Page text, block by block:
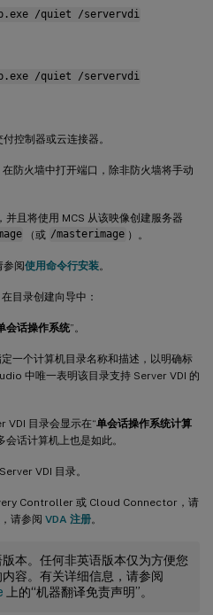
/quiet /servervdi
/quiet /servervdi
控制器或云连接器。
在防火墙中打开端口，除非防火墙将手动
并且将使用 MCS 从该映像创建服务器
（或 /masterimage ）。
参阅使用命令行安装。
目录创建向导中：
会话操作系统”。
一个计算机目录名称和描述，以明确标
中唯一表明该目录支持 Server VDI 的
VDI 目录会显示在“单会话操作系统计算
话计算机上也是如此。
VDI 目录。
Controller 或 Cloud Connector，请
请参阅 VDA 注册。
本。任何非英语版本仅为方便您
容。有关详细信息，请参阅
上的“机器翻译免责声明”。